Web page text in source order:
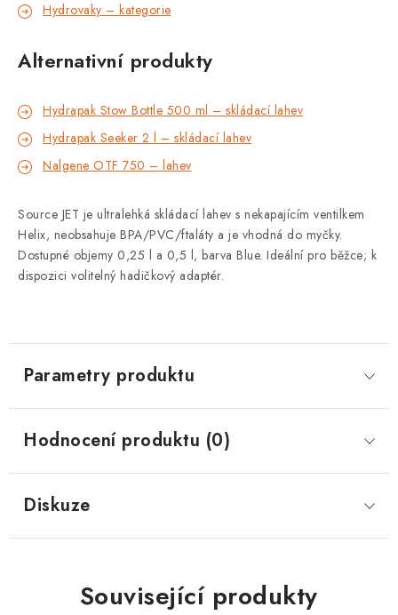
Hydrovaky – kategorie
Alternativní produkty
Hydrapak Stow Bottle 500 ml – skládací lahev
Hydrapak Seeker 2 l – skládací lahev
Nalgene OTF 750 – lahev
Source JET je ultralehká skládací lahev s nekapajícím ventilkem
Helix, neobsahuje BPA/PVC/ftaláty a je vhodná do myčky.
Dostupné objemy 0,25 l a 0,5 l, barva Blue. Ideální pro běžce; k
dispozici volitelný hadičkový adaptér.
Parametry produktu
Hodnocení produktu (0)
Diskuze
Související produkty